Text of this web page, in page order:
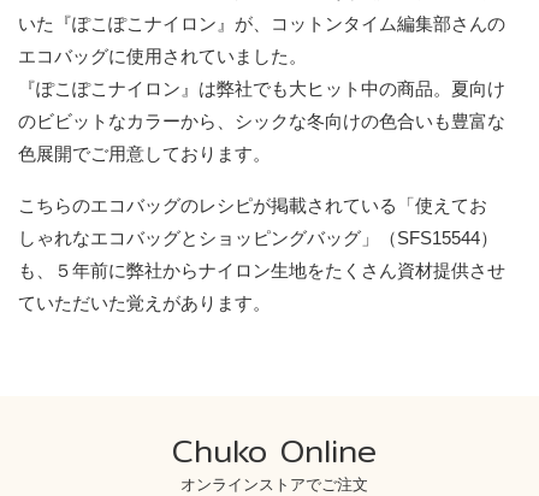
いた『ぽこぽこナイロン』が、コットンタイム編集部さんの
エコバッグに使用されていました。
『ぽこぽこナイロン』は弊社でも大ヒット中の商品。夏向け
のビビットなカラーから、シックな冬向けの色合いも豊富な
色展開でご用意しております。
こちらのエコバッグのレシピが掲載されている「使えてお
しゃれなエコバッグとショッピングバッグ」（SFS15544）
も、５年前に弊社からナイロン生地をたくさん資材提供させ
ていただいた覚えがあります。
Chuko Online
オンラインストアでご注文